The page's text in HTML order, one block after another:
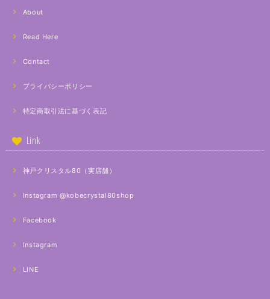
About
Read Here
Contact
プライバシーポリシー
特定商取引法に基づく表記
Link
神戸クリスタル80（実店舗）
Instagram @kobecrystal80shop
Facebook
Instagram
LINE